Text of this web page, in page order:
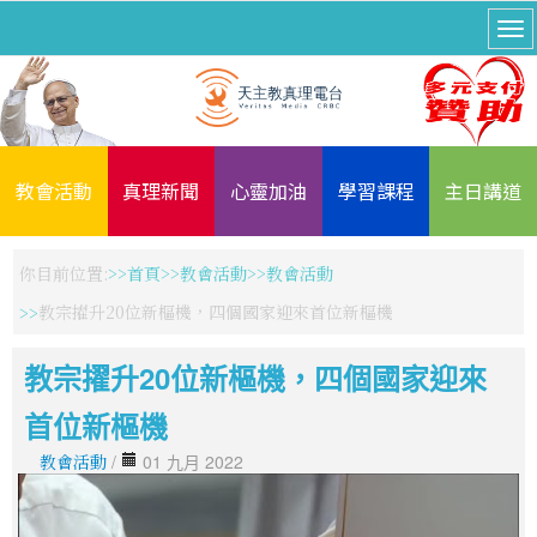
教會活動 真理新聞 心靈加油 學習課程 主日講道
你目前位置: 首頁 教會活動
教會活動
教宗擢升20位新樞機，四個國家迎來首位新樞機
教宗擢升20位新樞機，四個國家迎來
首位新樞機
教會活動 / 01 九月 2022